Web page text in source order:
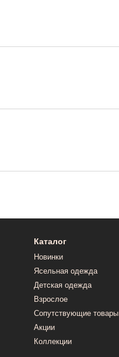
Каталог
Новинки
Ясельная одежда
Детская одежда
Взрослое
Сопутствующие товары
Акции
Коллекции